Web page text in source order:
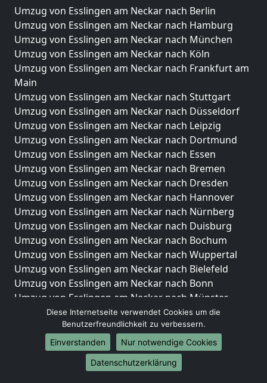
Umzug von Esslingen am Neckar nach Berlin
Umzug von Esslingen am Neckar nach Hamburg
Umzug von Esslingen am Neckar nach München
Umzug von Esslingen am Neckar nach Köln
Umzug von Esslingen am Neckar nach Frankfurt am
Main
Umzug von Esslingen am Neckar nach Stuttgart
Umzug von Esslingen am Neckar nach Düsseldorf
Umzug von Esslingen am Neckar nach Leipzig
Umzug von Esslingen am Neckar nach Dortmund
Umzug von Esslingen am Neckar nach Essen
Umzug von Esslingen am Neckar nach Bremen
Umzug von Esslingen am Neckar nach Dresden
Umzug von Esslingen am Neckar nach Hannover
Umzug von Esslingen am Neckar nach Nürnberg
Umzug von Esslingen am Neckar nach Duisburg
Umzug von Esslingen am Neckar nach Bochum
Umzug von Esslingen am Neckar nach Wuppertal
Umzug von Esslingen am Neckar nach Bielefeld
Umzug von Esslingen am Neckar nach Bonn
Umzug von Esslingen am Neckar nach Münster
Internationale-Umzüge
Umzug von Esslingen am Neckar nach Brasilien
Umzug von Esslingen am Neckar nach Brunei
Diese Internetseite verwendet Cookies um die
Benutzerfreundlichkeit zu verbessern.
Einverstanden
Nur notwendige Cookies
Datenschutzerklärung